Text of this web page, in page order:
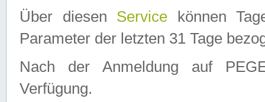
Über diesen Service können
Parameter der letzten 31 Tage
Nach der Anmeldung auf
Verfügung.